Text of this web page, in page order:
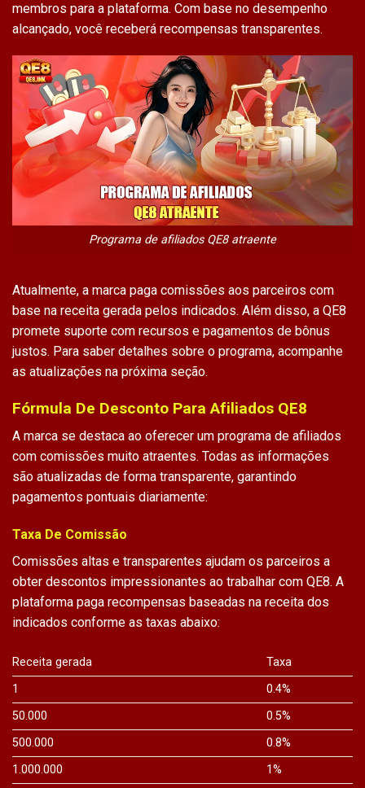
membros para a plataforma. Com base no desempenho
alcançado, você receberá recompensas transparentes.
Programa de afiliados QE8 atraente
Atualmente, a marca paga comissões aos parceiros com
base na receita gerada pelos indicados. Além disso, a QE8
promete suporte com recursos e pagamentos de bônus
justos. Para saber detalhes sobre o programa, acompanhe
as atualizações na próxima seção.
Fórmula De Desconto Para Afiliados QE8
A marca se destaca ao oferecer um programa de afiliados
com comissões muito atraentes. Todas as informações
são atualizadas de forma transparente, garantindo
pagamentos pontuais diariamente:
Taxa De Comissão
Comissões altas e transparentes ajudam os parceiros a
obter descontos impressionantes ao trabalhar com QE8. A
plataforma paga recompensas baseadas na receita dos
indicados conforme as taxas abaixo:
Receita gerada
Taxa
1
0.4%
50.000
0.5%
500.000
0.8%
1.000.000
1%